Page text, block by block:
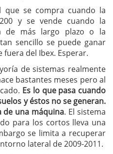
que se compra cuando la
y se vende cuando la
de más largo plazo o la
sencillo se puede ganar
del Ibex. Esperar.
de sistemas realmente
bastantes meses pero al
Es lo que pasa cuando
y éstos no se generan.
de una máquina. El sistema
para los cortos lleva una
se limita a recuperar
lateral de 2009-2011.